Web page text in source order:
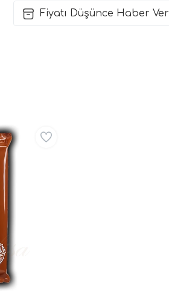
Fiyatı Düşünce Haber Ver